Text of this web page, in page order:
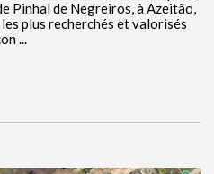
Pinhal de Negreiros, à Azeitão,
plus recherchés et valorisés
...